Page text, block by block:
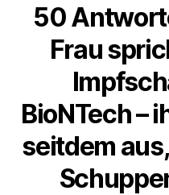
50
Frau
BioNTech –
seitdem